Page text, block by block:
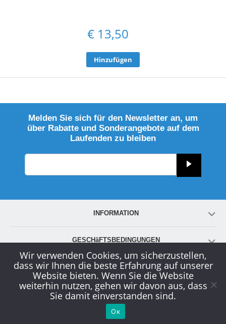
€ 13,50
Hinzufügen
Melden Sie sich für den Newsletter an, um
über Rabatte und Sonderangebote auf dem
Laufenden zu bleiben
INFORMATION
GESCHäFTSBEDINGUNGEN
KONTO
KUNDENDIENST
www.globals-solution.com
Wir verwenden Cookies, um sicherzustellen,
dass wir Ihnen die beste Erfahrung auf unserer
Website bieten. Wenn Sie die Website
weiterhin nutzen, gehen wir davon aus, dass
Sie damit einverstanden sind.
Ок